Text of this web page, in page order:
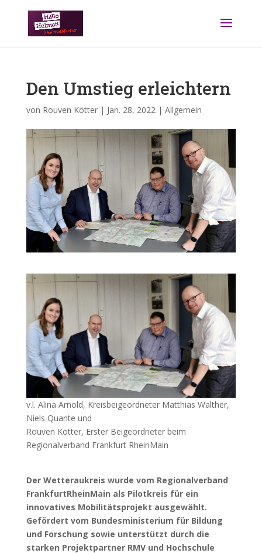
Den Umstieg erleichtern
von Rouven Kötter| Jan. 28, 2022| Allgemein
v.l. Alina Arnold, Kreisbeigeordneter Matthias Walther,
Niels Quante und
Rouven Kötter, Erster Beigeordneter beim
Regionalverband Frankfurt RheinMain
Der Wetteraukreis wurde vom Regionalverband
FrankfurtRheinMain als Pilotkreis für ein
innovatives Mobilitätsprojekt ausgewählt.
Gefördert vom Bundesministerium für Bildung
und Forschung sowie unterstützt durch die
starken Projektpartner RMV und Hochschule